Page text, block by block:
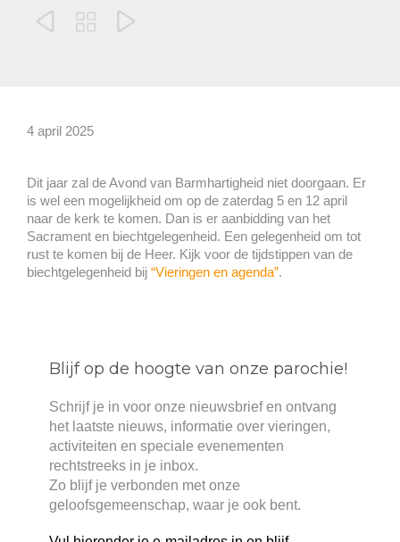
  
4 april 2025
Dit jaar zal de Avond van Barmhartigheid niet doorgaan. Er
is wel een mogelijkheid om op de zaterdag 5 en 12 april
naar de kerk te komen. Dan is er aanbidding van het
Sacrament en biechtgelegenheid. Een gelegenheid om tot
rust te komen bij de Heer. Kijk voor de tijdstippen van de
biechtgelegenheid bij “Vieringen en agenda”.
Blijf op de hoogte van onze parochie!
Schrijf je in voor onze nieuwsbrief en ontvang
het laatste nieuws, informatie over vieringen,
activiteiten en speciale evenementen
rechtstreeks in je inbox.
Zo blijf je verbonden met onze
geloofsgemeenschap, waar je ook bent.